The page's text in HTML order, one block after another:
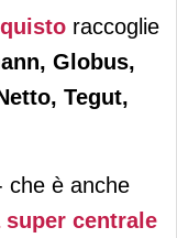
raccoglie
Globus,
Tegut,
che è anche
super centrale